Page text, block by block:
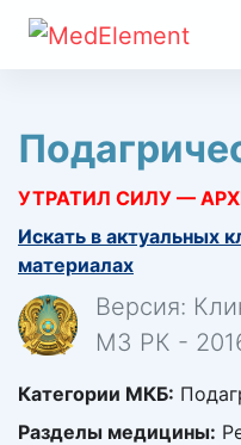
УТРАТИЛ СИЛУ —
Искать в актуальных
материалах
Версия:
МЗ РК -
Категории МКБ:
Разделы медицины: